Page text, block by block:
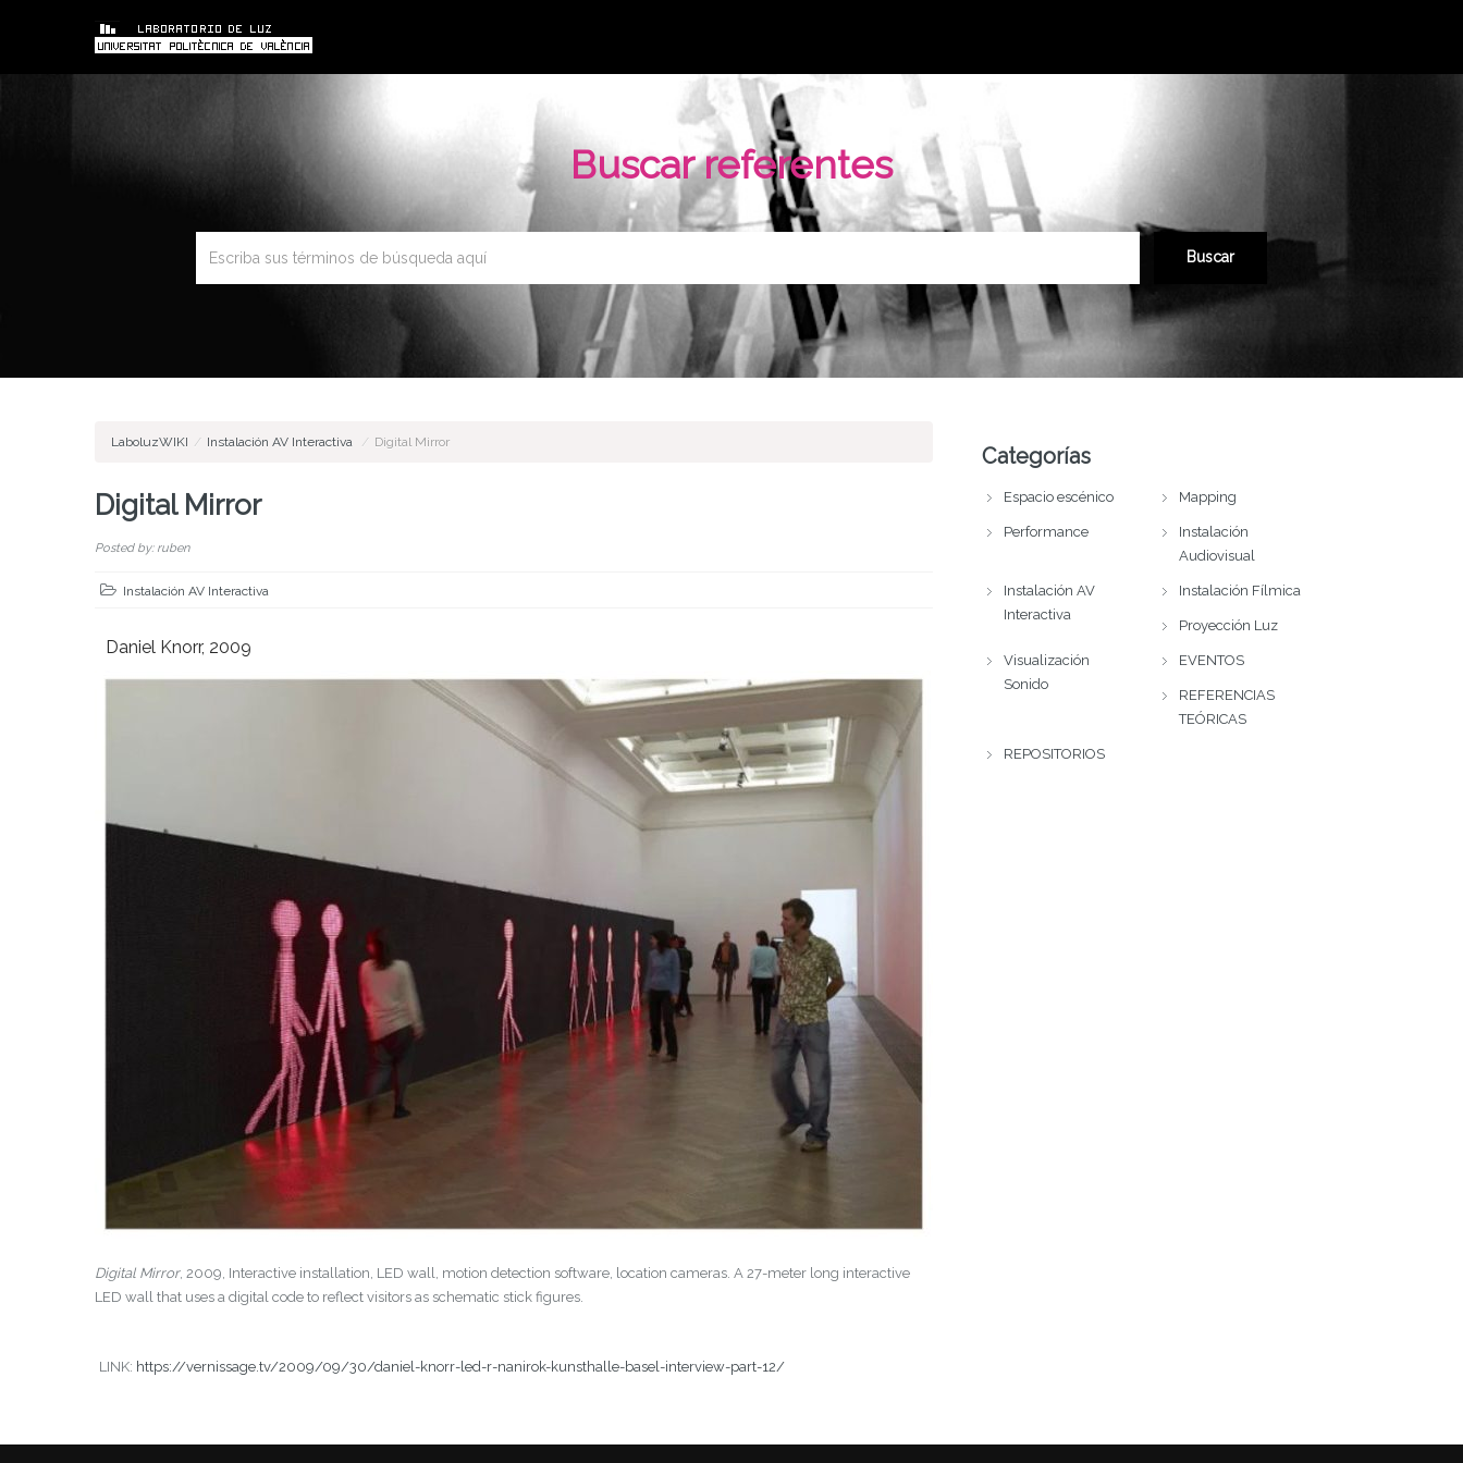
Buscar referentes
LaboluzWIKI / Instalación AV Interactiva / Digital Mirror
Digital Mirror
Posted by: ruben
Instalación AV Interactiva
Daniel Knorr, 2009
Digital Mirror, 2009, Interactive installation, LED wall, motion detection software, location cameras. A 27-meter long interactive
LED wall that uses a digital code to reflect visitors as schematic stick figures.
LINK: https://vernissage.tv/2009/09/30/daniel-knorr-led-r-nanirok-kunsthalle-basel-interview-part-12/
Categorías
Espacio escénico Mapping
Performance
Instalación
Audiovisual
Instalación AV
Interactiva
Instalación Fílmica
Proyección Luz
Visualización
Sonido
EVENTOS
REFERENCIAS
TEÓRICAS
REPOSITORIOS